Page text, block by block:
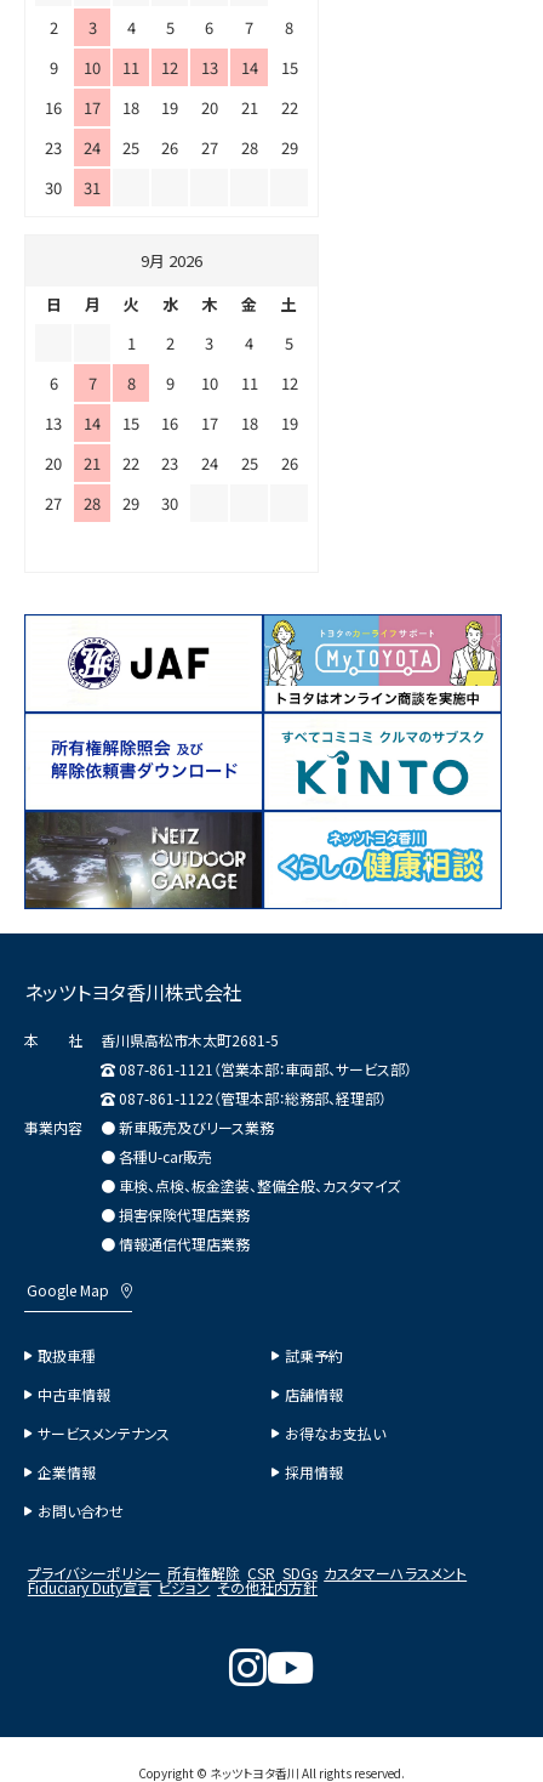
2
3 4 5 6 7
8
9
10 11 12 13 14
15
16
17 18 19 20 21
22
23
24 25 26 27 28
29
30
31
9月 2026
日
月 火 水 木 金
土
1
2 3 4
5
6
7 8 9 10 11
12
13
14 15 16 17 18
19
20
21 22 23 24 25
26
27
28 29 30
ネッツトヨタ香川株式会社
本 社
香川県高松市木太町2681-5
087-861-1121（営業本部：車両部、サービス部）
087-861-1122（管理本部：総務部、経理部）
事業内容
● 新車販売及びリース業務
● 各種U-car販売
● 車検、点検、板金塗装、整備全般、カスタマイズ
● 損害保険代理店業務
● 情報通信代理店業務
Google Map
取扱車種
試乗予約
中古車情報
店舗情報
サービスメンテナンス
お得なお支払い
企業情報
採用情報
お問い合わせ
プライバシーポリシー 所有権解除 CSR SDGs カスタマーハラスメント
Fiduciary Duty宣言 ビジョン その他社内方針
Copyright © ネッツトヨタ香川 All rights reserved.